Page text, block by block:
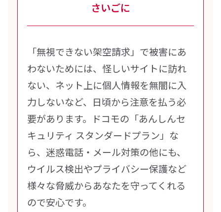
さいごに
「無視できない架空請求」で被害にあ
わないためには、怪しいサイトに訪れ
ない、ネット上に個人情報を無闇に入
力しないなど、日頃から注意を払う必
要があります。ドコモの「あんしんセ
キュリティ スタンダードプラン」な
ら、迷惑電話・メール対策の他にも、
ウイルス検出やプライバシー保護など
様々な脅威からあなたを守ってくれる
ので安心です。